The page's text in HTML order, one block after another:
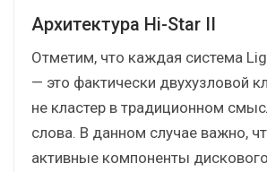
Архитектура Hi-Star II
Отметим, что каждая система
— это фактически двухузловой
не кластер в традиционном
слова. В данном случае важно,
активные компоненты